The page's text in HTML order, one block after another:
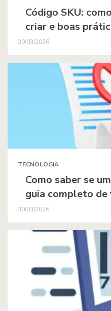
Código SKU:
criar e boas
30/03/2026
TECNOLOGIA
Como saber se
guia completo de
30/03/2026